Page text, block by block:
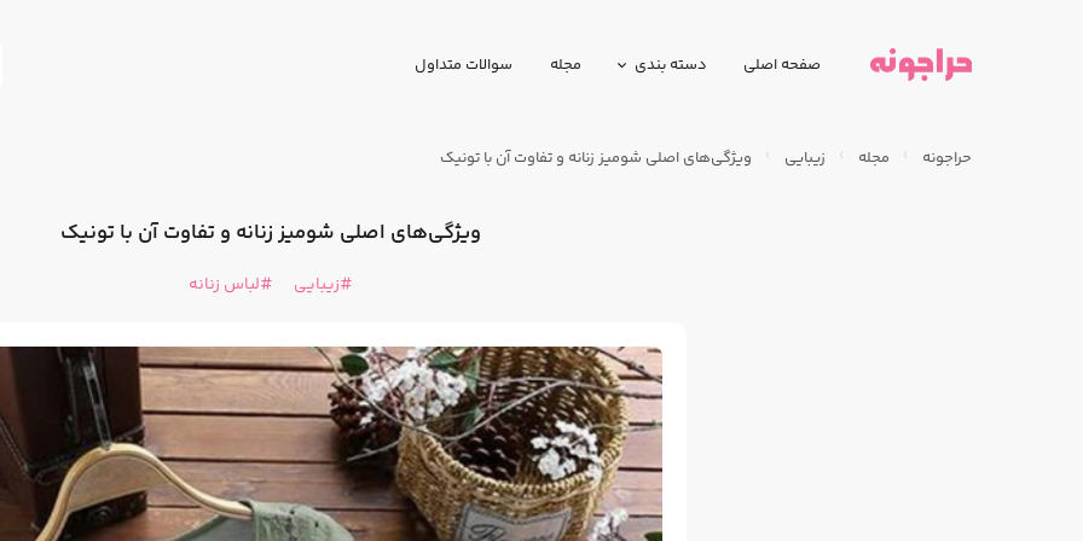
صفحه اصلی دسته بندی مجله سوالات متداول
حراجونه مجله زیبایی ویژگی‌های اصلی شومیز زنانه و تفاوت آن با تونیک
ویژگی‌های اصلی شومیز زنانه و تفاوت آن با تونیک
زیبایی لباس زنانه